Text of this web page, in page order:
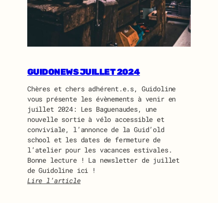
S
E
M
B
E
É
N
É
R
A
L
D
E
G
GUIDONEWS JUILLET 2024
Chères et chers adhérent.e.s, Guidoline
vous présente les évènements à venir en
juillet 2024: Les Baguenaudes, une
nouvelle sortie à vélo accessible et
conviviale, l’annonce de la Guid’old
school et les dates de fermeture de
l’atelier pour les vacances estivales.
Bonne lecture ! La newsletter de juillet
de Guidoline ici !
Lire l’article